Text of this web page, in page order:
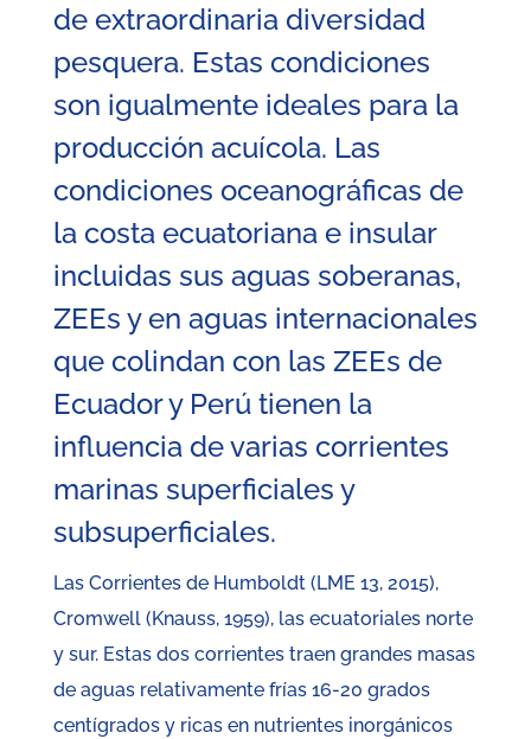
de extraordinaria diversidad
pesquera. Estas condiciones
son igualmente ideales para la
producción acuícola. Las
condiciones oceanográficas de
la costa ecuatoriana e insular
incluidas sus aguas soberanas,
ZEEs y en aguas internacionales
que colindan con las ZEEs de
Ecuador y Perú tienen la
influencia de varias corrientes
marinas superficiales y
subsuperficiales.
Las Corrientes de Humboldt (LME 13, 2015),
Cromwell (Knauss, 1959), las ecuatoriales norte
y sur. Estas dos corrientes traen grandes masas
de aguas relativamente frías 16-20 grados
centígrados y ricas en nutrientes inorgánicos